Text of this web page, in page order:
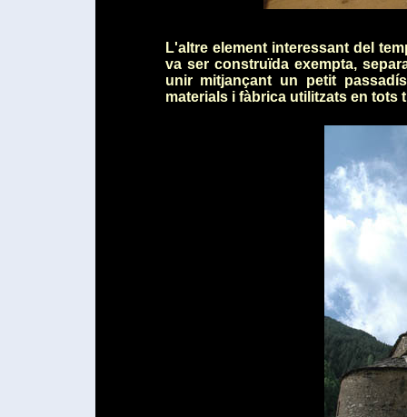
L'altre element interessant del
va ser construïda exempta,
unir mitjançant un petit
materials i fàbrica utilitzats en tots